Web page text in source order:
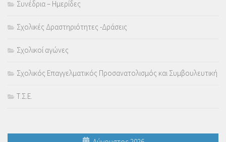
Συνέδρια – Ημερίδες
Σχολικές Δραστηριότητες -Δράσεις
Σχολικοί αγώνες
Σχολικός Επαγγελματικός Προσανατολισμός και Συμβουλευτική
Τ.Σ.Ε.